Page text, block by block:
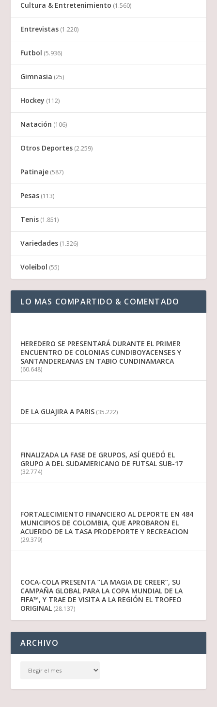
Cultura & Entretenimiento (1.560)
Entrevistas (1.220)
Futbol (5.936)
Gimnasia (25)
Hockey (112)
Natación (106)
Otros Deportes (2.259)
Patinaje (587)
Pesas (113)
Tenis (1.851)
Variedades (1.326)
Voleibol (55)
LO MAS COMPARTIDO & COMENTADO
HEREDERO SE PRESENTARÁ DURANTE EL PRIMER
ENCUENTRO DE COLONIAS CUNDIBOYACENSES Y
SANTANDEREANAS EN TABIO CUNDINAMARCA
(60.648)
DE LA GUAJIRA A PARIS (35.222)
FINALIZADA LA FASE DE GRUPOS, ASÍ QUEDÓ EL
GRUPO A DEL SUDAMERICANO DE FUTSAL SUB-17
(32.774)
FORTALECIMIENTO FINANCIERO AL DEPORTE EN 484
MUNICIPIOS DE COLOMBIA, QUE APROBARON EL
ACUERDO DE LA TASA PRODEPORTE Y RECREACION
(29.379)
COCA-COLA PRESENTA “LA MAGIA DE CREER”, SU
CAMPAÑA GLOBAL PARA LA COPA MUNDIAL DE LA
FIFA™, Y TRAE DE VISITA A LA REGIÓN EL TROFEO
ORIGINAL (28.137)
ARCHIVO